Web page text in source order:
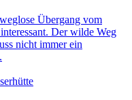
Übergang vom
Der wilde Weg
nicht immer ein